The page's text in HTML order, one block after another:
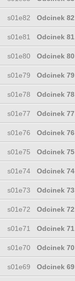
s01e82 Odcinek 82
s01e81 Odcinek 81
s01e80 Odcinek 80
s01e79 Odcinek 79
s01e78 Odcinek 78
s01e77 Odcinek 77
s01e76 Odcinek 76
s01e75 Odcinek 75
s01e74 Odcinek 74
s01e73 Odcinek 73
s01e72 Odcinek 72
s01e71 Odcinek 71
s01e70 Odcinek 70
s01e69 Odcinek 69